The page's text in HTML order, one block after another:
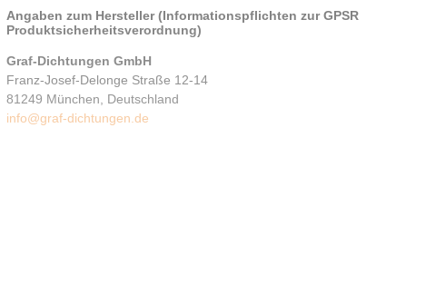
Angaben zum Hersteller (Informationspflichten zur GPSR
Produktsicherheitsverordnung)
Graf-Dichtungen GmbH
Franz-Josef-Delonge Straße 12-14
81249 München, Deutschland
info@graf-dichtungen.de